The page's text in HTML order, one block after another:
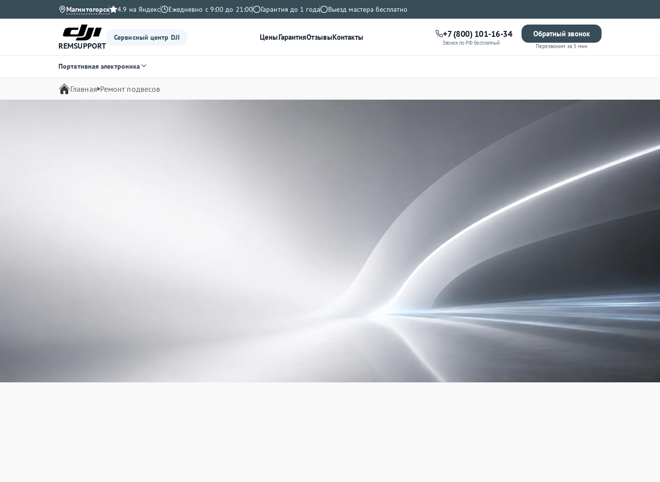
Магнитогорск 4.9 на Яндекс Ежедневно с 9:00 до 21:00 Гарантия до 1 года Выезд мастера бесплатно
REMSUPPORT
Сервисный центр DJI ЦеныГарантияОтзывыКонтакты +7 (800) 101-16-34
Звонок по РФ бесплатный
Обратный звонок
Перезвоним за 5 мин
Портативная электроника
Главная Ремонт подвесов